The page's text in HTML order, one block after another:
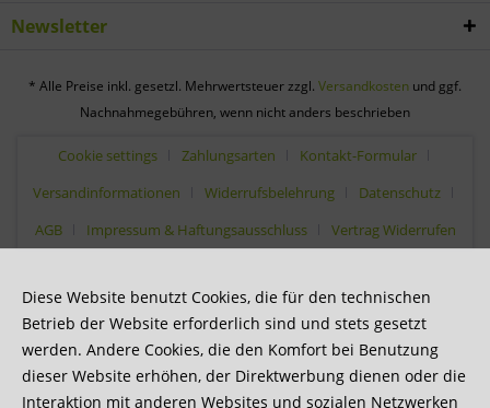
Newsletter
* Alle Preise inkl. gesetzl. Mehrwertsteuer zzgl. Versandkosten und ggf.
Nachnahmegebühren, wenn nicht anders beschrieben
Cookie settings Zahlungsarten
Kontakt-Formular
Versandinformationen
Widerrufsbelehrung
Datenschutz
AGB
Impressum & Haftungsausschluss Vertrag Widerrufen
Diese Website benutzt Cookies, die für den technischen
Betrieb der Website erforderlich sind und stets gesetzt
werden. Andere Cookies, die den Komfort bei Benutzung
dieser Website erhöhen, der Direktwerbung dienen oder die
Interaktion mit anderen Websites und sozialen Netzwerken